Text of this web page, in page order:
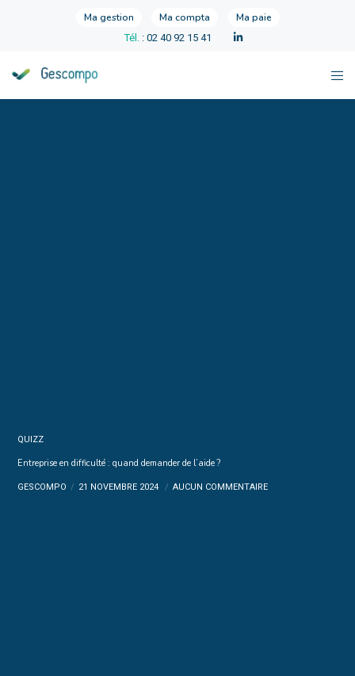
Ma gestion Ma compta Ma paie
Tél. : 02 40 92 15 41
QUIZZ
Entreprise en difficulté : quand demander de l’aide ?
GESCOMPO 21 NOVEMBRE 2024 AUCUN COMMENTAIRE